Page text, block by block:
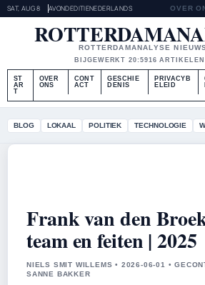
SAT, AUG 8 AVONDEDITIENEDERLANDS OVER
ROTTERDAMANALYSE
BIJGEWERKT 20:5916
ST
AR
T
OVER
ONS
CONT
ACT
GESCHIE
DENIS
PRIVACYB
ELEID
BLOG LOKAAL POLITIEK TECHNOLOGIE
Frank van den
team en feiten | 2025
NIELS SMIT WILLEMS • 2026-06-01 •
SANNE BAKKER